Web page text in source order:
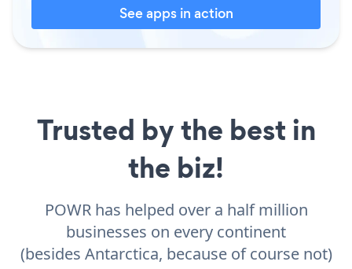
See apps in action
Trusted by the best in
the biz!
POWR has helped over a half million
businesses on every continent
(besides Antarctica, because of course not)